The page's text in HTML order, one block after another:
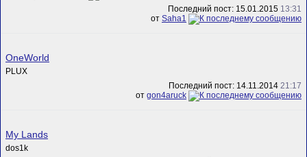
Последний пост: 15.01.2015 13:31
от Saha1
OneWorld
PLUX
Последний пост: 14.11.2014 21:17
от gon4aruck
My Lands
dos1k